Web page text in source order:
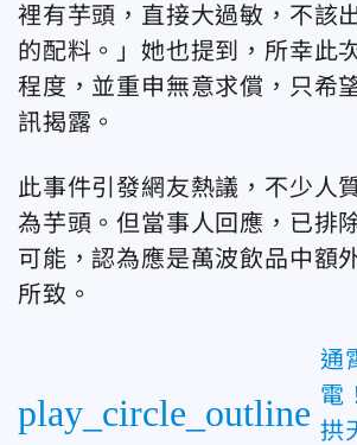
裡有芋頭，直接大過敏，不該
的配料。」她也提到，所幸此
程度，並重申無意求償，只希
訊揭露。
此事件引發網友熱議，不少人
為芋頭。但當事人回應，已排
可能，認為應是萬波飲品中額
所致。
play_circle_outline
通
電
拱